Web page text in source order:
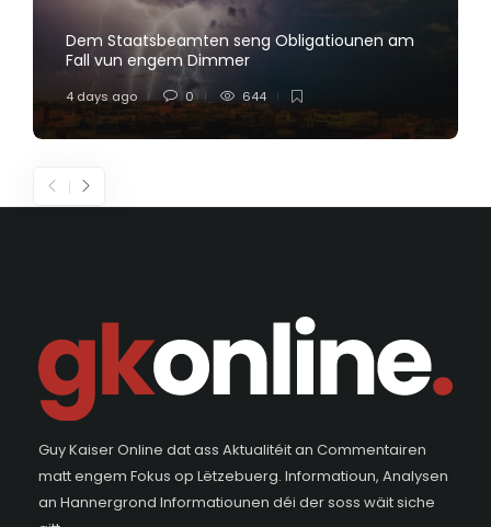
Dem Staatsbeamten seng Obligatiounen am
Fall vun engem Dimmer
4 days ago 0 644
Guy Kaiser Online dat ass Aktualitéit an Commentairen
matt engem Fokus op Lëtzebuerg. Informatioun, Analysen
an Hannergrond Informatiounen déi der soss wäit siche